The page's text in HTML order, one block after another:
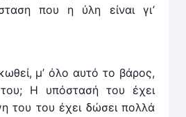
που η ύλη είναι γι’
μ’ όλο αυτό το βάρος,
Η υπόστασή του έχει
του του έχει δώσει πολλά